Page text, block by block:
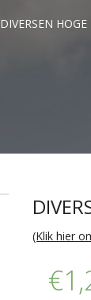
DIVERSEN
(Klik hier